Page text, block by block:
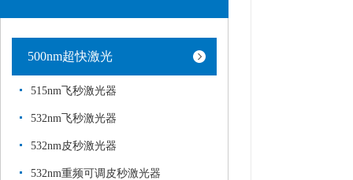
500nm超快激光
515nm飞秒激光器
532nm飞秒激光器
532nm皮秒激光器
532nm重频可调皮秒激光器